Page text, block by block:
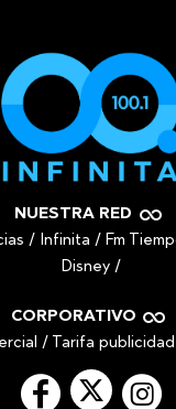
NUESTRA RED
/ Infinita / Fm
Disney /
CORPORATIVO
/ Tarifa